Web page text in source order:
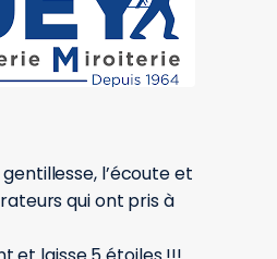
l’écoute et
qui ont pris à